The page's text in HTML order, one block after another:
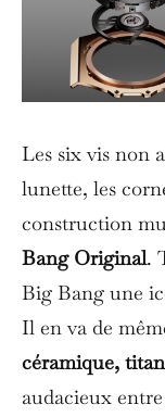
Les six vis non
lunette, les
construction
Bang Original.
Big Bang une
Il en va de
céramique,
audacieux entre